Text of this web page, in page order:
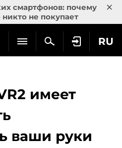
смартфонов: почему
не покупает
×
RU
имеет
ваши руки